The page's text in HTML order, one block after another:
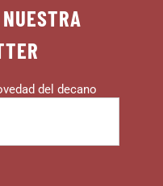
del decano